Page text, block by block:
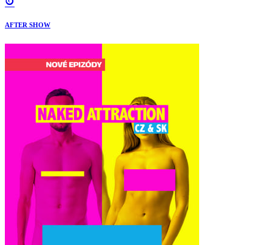
AFTER SHOW